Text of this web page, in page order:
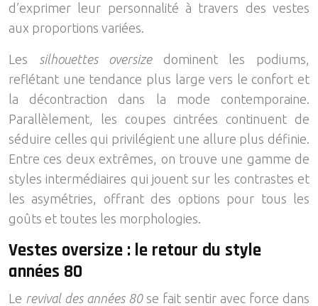
d’exprimer leur personnalité à travers des vestes
aux proportions variées.
Les silhouettes oversize dominent les podiums,
reflétant une tendance plus large vers le confort et
la décontraction dans la mode contemporaine.
Parallèlement, les coupes cintrées continuent de
séduire celles qui privilégient une allure plus définie.
Entre ces deux extrêmes, on trouve une gamme de
styles intermédiaires qui jouent sur les contrastes et
les asymétries, offrant des options pour tous les
goûts et toutes les morphologies.
Vestes oversize : le retour du style
années 80
Le revival des années 80 se fait sentir avec force dans